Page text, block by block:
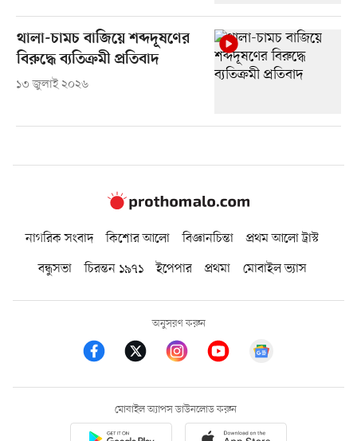
থালা-চামচ বাজিয়ে শব্দদূষণের
বিরুদ্ধে ব্যতিক্রমী প্রতিবাদ
১৩ জুলাই ২০২৬
নাগরিক সংবাদ কিশোর আলো বিজ্ঞানচিন্তা
প্রথম আলো ট্রাস্ট
বন্ধুসভা
চিরন্তন ১৯৭১ ইপেপার প্রথমা মোবাইল ভ্যাস
অনুসরণ করুন
মোবাইল অ্যাপস ডাউনলোড করুন